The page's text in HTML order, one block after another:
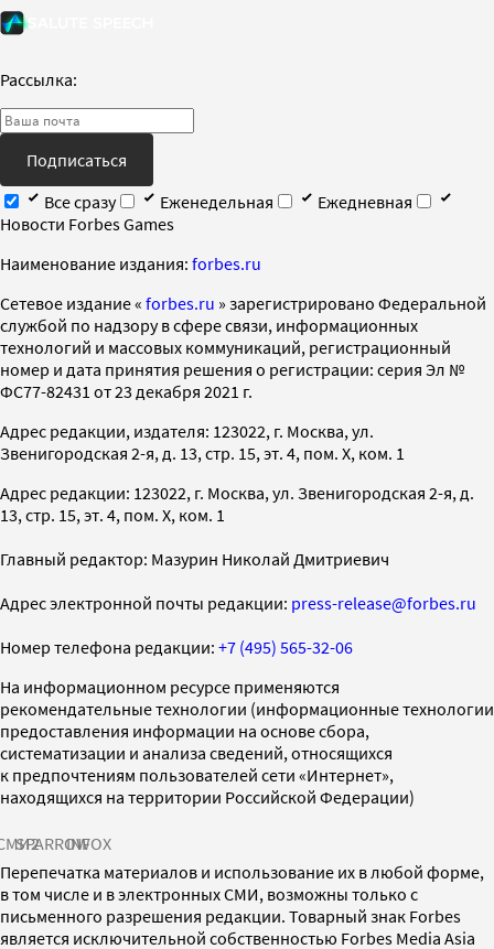
Рассылка:
Подписаться
Все сразу
Еженедельная
Ежедневная
Новости Forbes Games
Наименование издания: forbes.ru
Cетевое издание « forbes.ru » зарегистрировано Федеральной
службой по надзору в сфере связи, информационных
технологий и массовых коммуникаций, регистрационный
номер и дата принятия решения о регистрации: серия Эл №
ФС77-82431 от 23 декабря 2021 г.
Адрес редакции, издателя: 123022, г. Москва, ул.
Звенигородская 2-я, д. 13, стр. 15, эт. 4, пом. X, ком. 1
Адрес редакции: 123022, г. Москва, ул. Звенигородская 2-я, д.
13, стр. 15, эт. 4, пом. X, ком. 1
Главный редактор: Мазурин Николай Дмитриевич
Адрес электронной почты редакции: press-release@forbes.ru
Номер телефона редакции: +7 (495) 565-32-06
На информационном ресурсе применяются
рекомендательные технологии (информационные технологии
предоставления информации на основе сбора,
систематизации и анализа сведений, относящихся
к предпочтениям пользователей сети «Интернет»,
находящихся на территории Российской Федерации)
SPARROWINFOX
Перепечатка материалов и использование их в любой форме,
в том числе и в электронных СМИ, возможны только с
письменного разрешения редакции. Товарный знак Forbes
является исключительной собственностью Forbes Media Asia